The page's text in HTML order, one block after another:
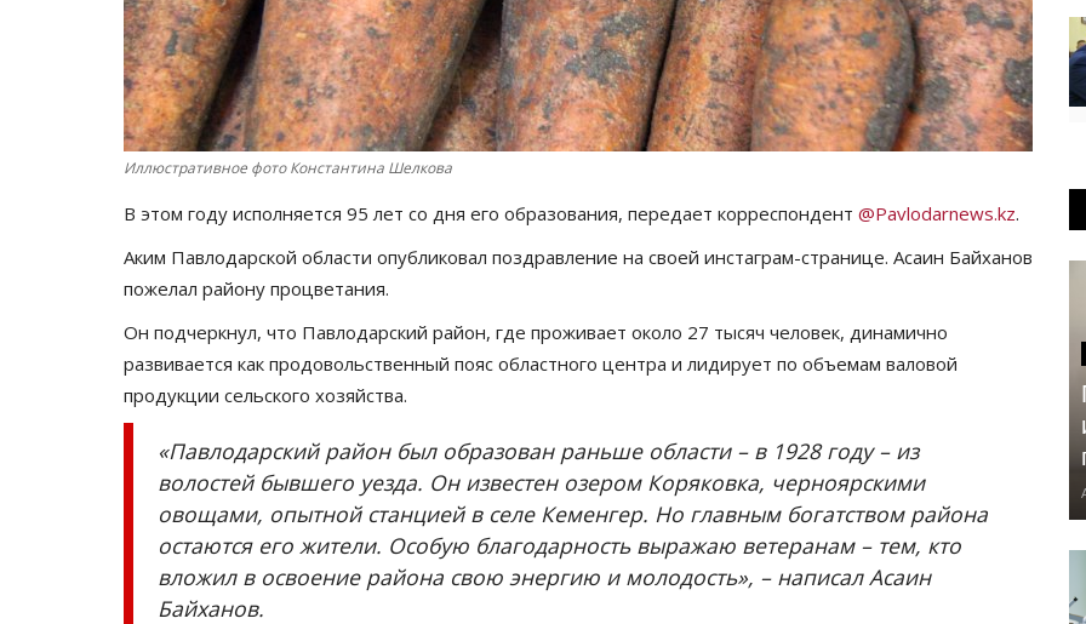
Иллюстративное фото Константина Шелкова
В этом году исполняется 95 лет со дня его образования, передает корреспондент @Pavlodarnews.kz.
Аким Павлодарской области опубликовал поздравление на своей инстаграм-странице. Асаин Байханов
пожелал району процветания.
Он подчеркнул, что Павлодарский район, где проживает около 27 тысяч человек, динамично
развивается как продовольственный пояс областного центра и лидирует по объемам валовой
продукции сельского хозяйства.
«Павлодарский район был образован раньше области – в 1928 году – из
волостей бывшего уезда. Он известен озером Коряковка, черноярскими
овощами, опытной станцией в селе Кеменгер. Но главным богатством района
остаются его жители. Особую благодарность выражаю ветеранам – тем, кто
вложил в освоение района свою энергию и молодость», – написал Асаин
Байханов.